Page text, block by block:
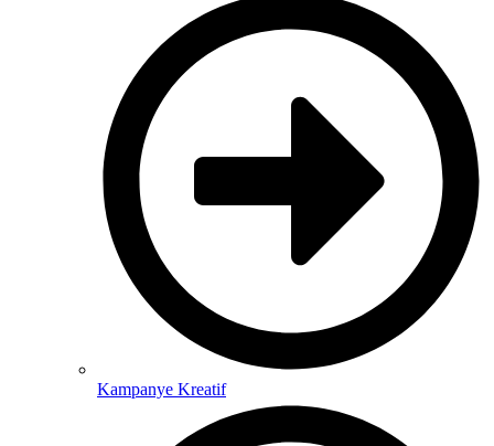
Kampanye Kreatif